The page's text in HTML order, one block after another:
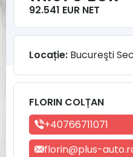
92.541 EUR NET
Locație: Bucureşti
FLORIN COLȚAN
+40766711071
florin@plus-